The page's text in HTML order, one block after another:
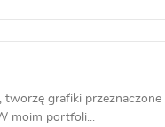
tworzę grafiki przeznaczone
moim portfoli...